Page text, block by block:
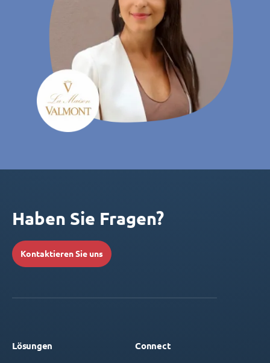
Haben Sie Fragen?
Kontaktieren Sie uns
Lösungen Connect